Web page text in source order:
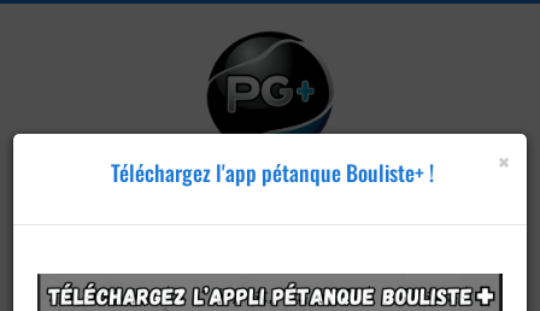
Publier un
×
Téléchargez l'app pétanque Bouliste+ !